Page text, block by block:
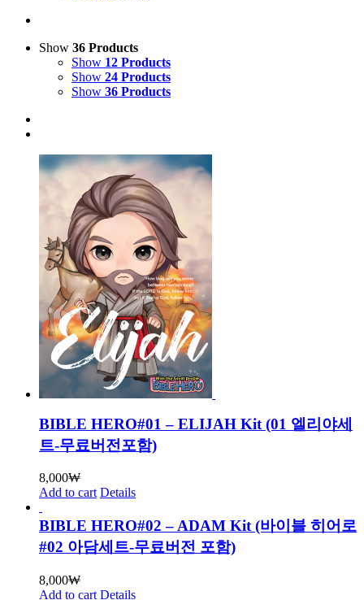
Show 36 Products
Show 12 Products
Show 24 Products
Show 36 Products
BIBLE HERO#01 – ELIJAH Kit (01 엘리야세
트-무료버전포함)
8,000₩
Add to cart Details
BIBLE HERO#02 – ADAM Kit (바이블 히어로
#02 아담세트-무료버전 포함)
8,000₩
Add to cart Details